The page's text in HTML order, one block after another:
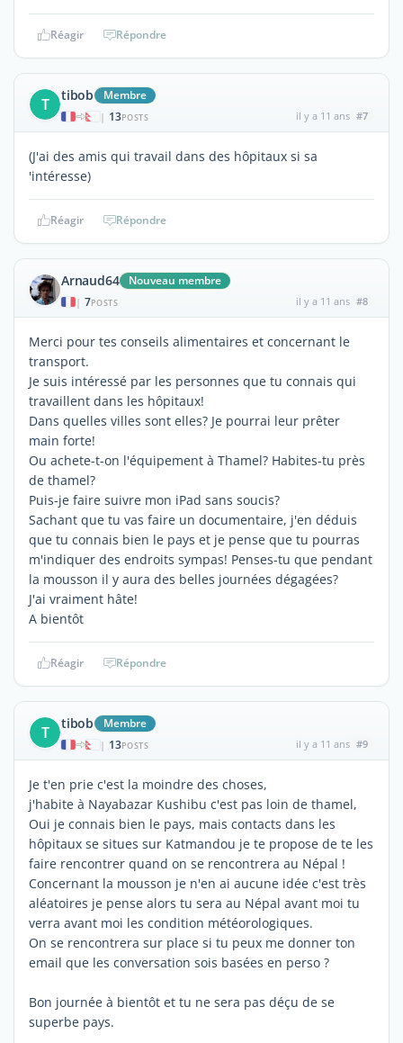
Réagir Répondre
T tibob Membre
| 13POSTS il y a 11 ans #7
(J'ai des amis qui travail dans des hôpitaux si sa
'intéresse)
Réagir Répondre
Arnaud64 Nouveau membre
| 7POSTS il y a 11 ans #8
Merci pour tes conseils alimentaires et concernant le
transport.
Je suis intéressé par les personnes que tu connais qui
travaillent dans les hôpitaux!
Dans quelles villes sont elles? Je pourrai leur prêter
main forte!
Ou achete-t-on l'équipement à Thamel? Habites-tu près
de thamel?
Puis-je faire suivre mon iPad sans soucis?
Sachant que tu vas faire un documentaire, j'en déduis
que tu connais bien le pays et je pense que tu pourras
m'indiquer des endroits sympas! Penses-tu que pendant
la mousson il y aura des belles journées dégagées?
J'ai vraiment hâte!
A bientôt
Réagir Répondre
T tibob Membre
| 13POSTS il y a 11 ans #9
Je t'en prie c'est la moindre des choses,
j'habite à Nayabazar Kushibu c'est pas loin de thamel,
Oui je connais bien le pays, mais contacts dans les
hôpitaux se situes sur Katmandou je te propose de te les
faire rencontrer quand on se rencontrera au Népal !
Concernant la mousson je n'en ai aucune idée c'est très
aléatoires je pense alors tu sera au Népal avant moi tu
verra avant moi les condition météorologiques.
On se rencontrera sur place si tu peux me donner ton
email que les conversation sois basées en perso ?
Bon journée à bientôt et tu ne sera pas déçu de se
superbe pays.